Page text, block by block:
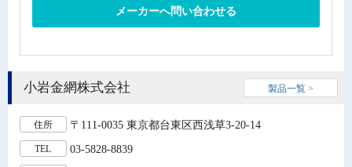
メーカーへ問い合わせる
小岩金網株式会社 製品一覧 >
住所 〒111-0035 東京都台東区西浅草3-20-14
TEL 03-5828-8839